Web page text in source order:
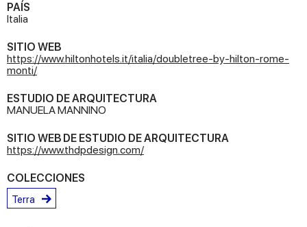
PAÍS
Italia
SITIO WEB
https://www.hiltonhotels.it/italia/doubletree-by-hilton-rome-
monti/
ESTUDIO DE ARQUITECTURA
MANUELA MANNINO
SITIO WEB DE ESTUDIO DE ARQUITECTURA
https://www.thdpdesign.com/
COLECCIONES
Terra